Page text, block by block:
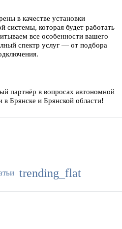
в качестве установки
системы, которая будет работать
все особенности вашего
спектр услуг — от подбора
партнёр в вопросах автономной
в Брянске и Брянской области!
trending_flat